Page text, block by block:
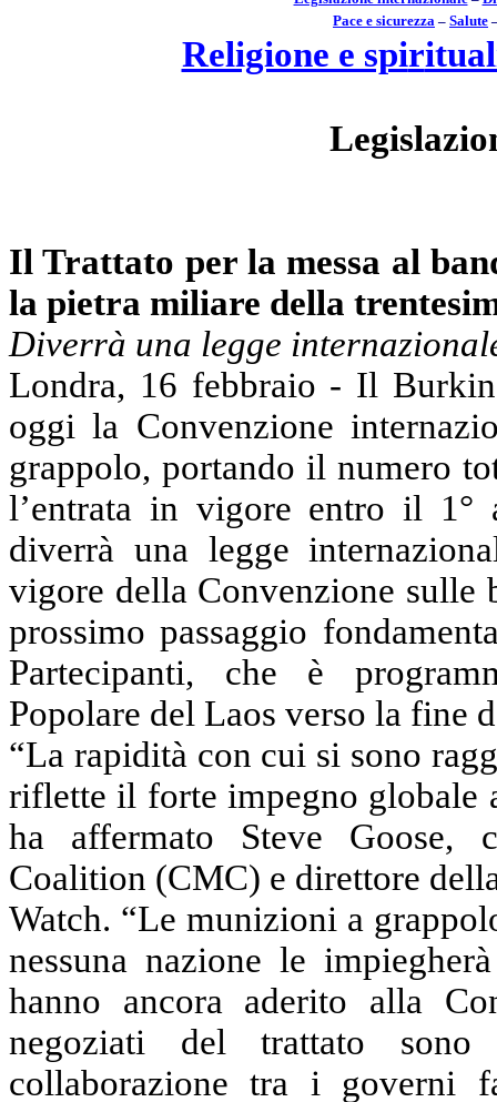
Pace e sicurezza – Salute
Religione e spir
Il Trattato per la messa al
la pietra miliare della
Diverrà una legge
Londra, 16 febbraio - Il
oggila Convenzione
grappolo, portando il numero
l’entrata in vigore entro il 1°
diverrà una legge
vigore della Convenzione sulle
prossimo passaggio
Partecipanti, che è
Popolare del Laos verso la fine
“La rapidità con cui si sono
riflette il forte impegno globale
ha affermato Steve Goose,
Coalition (CMC) e direttore
Watch. “Le munizioni a
nessuna nazione le
hanno ancora aderito alla
negoziati del trattato
collaborazione tra i governi